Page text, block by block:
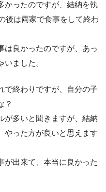
かったのですが、結納を執
後は両家で食事をして終わ
は良かったのですが、あっ
ました。
で終わりですが、自分の子
？
が多いと聞きますが、結納
やった方が良いと思えます
が出来て、本当に良かった